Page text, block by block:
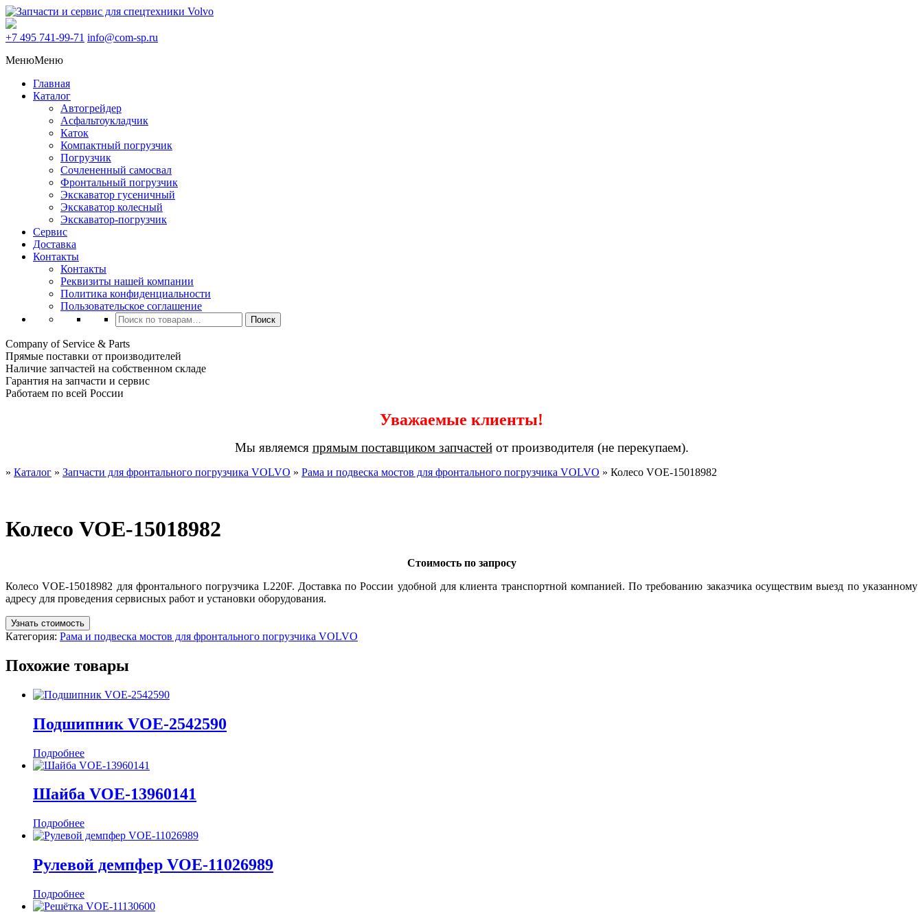
+7 495 741-99-71 info@com-sp.ru
МенюМеню
Главная
Каталог
Автогрейдер
Асфальтоукладчик
Каток
Компактный погрузчик
Погрузчик
Сочлененный самосвал
Фронтальный погрузчик
Экскаватор гусеничный
Экскаватор колесный
Экскаватор-погрузчик
Сервис
Доставка
Контакты
Контакты
Реквизиты нашей компании
Политика конфиденциальности
Пользовательское соглашение
Искать:
Поиск
Company of Service & Parts
Прямые поставки от производителей
Наличие запчастей на собственном складе
Гарантия на запчасти и сервис
Работаем по всей России
Уважаемые клиенты!
Мы являемся прямым поставщиком запчастейот производителя (не перекупаем).
» Каталог » Запчасти для фронтального погрузчика VOLVO » Рама и подвеска мостов для фронтального погрузчика VOLVO » Колесо VOE-15018982
Колесо VOE-15018982
Стоимость по запросу
Колесо VOE-15018982 для фронтального погрузчика L220F. Доставка по России удобной для клиента транспортной компанией. По требованию заказчика осуществим выезд по указанному
адресу для проведения сервисных работ и установки оборудования.
Узнать стоимость
Категория: Рама и подвеска мостов для фронтального погрузчика VOLVO
Похожие товары
Подшипник VOE-2542590
Подробнее
Шайба VOE-13960141
Подробнее
Рулевой демпфер VOE-11026989
Подробнее